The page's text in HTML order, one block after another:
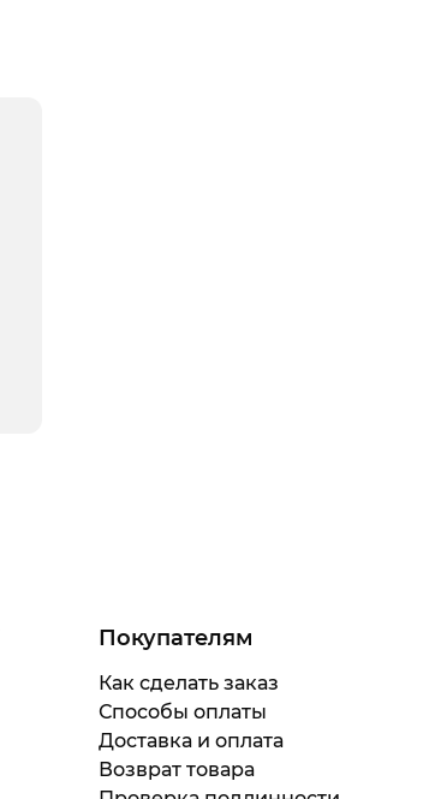
Покупателям
Как сделать заказ
Способы оплаты
Доставка и оплата
Возврат товара